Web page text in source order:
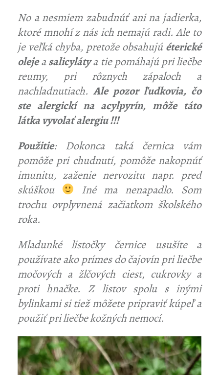
No a nesmiem zabudnúť ani na jadierka,
ktoré mnohí z nás ich nemajú radi. Ale to
je veľká chyba, pretože obsahujú éterické
olejeasalicylátya tie pomáhajú pri liečbe
reumy, pri rôznych zápaloch a
nachladnutiach. Ale pozor ľudkovia, čo
ste alergickí na acylpyrín, môže táto
látka vyvolať alergiu !!!
Použitie: Dokonca taká černica vám
pomôže pri chudnutí, pomôže nakopnúť
imunitu, zaženie nervozitu napr. pred
skúškou
Iné ma nenapadlo. Som
trochu ovplyvnená začiatkom školského
roka.
Mladunké lístočky černice usušíte a
používate ako prímes do čajovín pri liečbe
močových a žlčových ciest, cukrovky a
proti hnačke. Z listov spolu s inými
bylinkami si tiež môžete pripraviť kúpeľ a
použiť pri liečbe kožných nemocí.